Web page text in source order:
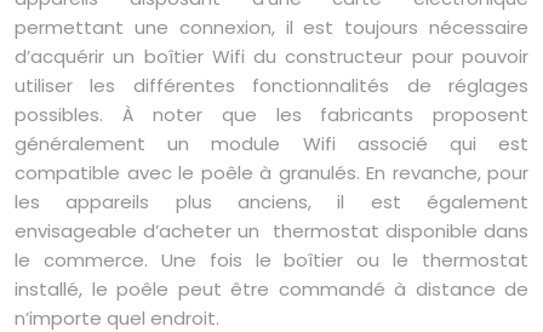
permettant une connexion, il est toujours nécessaire
d’acquérir un boîtier Wifi du constructeur pour pouvoir
utiliser les différentes fonctionnalités de réglages
possibles. À noter que les fabricants proposent
généralement un module Wifi associé qui est
compatible avec le poêle à granulés. En revanche, pour
les appareils plus anciens, il est également
envisageable d’acheter un thermostat disponible dans
le commerce. Une fois le boîtier ou le thermostat
installé, le poêle peut être commandé à distance de
n’importe quel endroit.